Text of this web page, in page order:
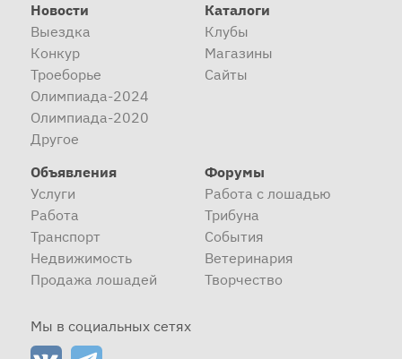
Новости
Выездка
Конкур
Троеборье
Олимпиада-2024
Олимпиада-2020
Другое
Каталоги
Клубы
Магазины
Сайты
Объявления
Услуги
Работа
Транспорт
Недвижимость
Продажа лошадей
Форумы
Работа с лошадью
Трибуна
События
Ветеринария
Творчество
Мы в социальных сетях